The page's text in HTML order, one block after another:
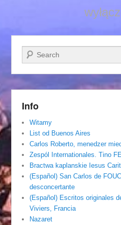
Szukaj
Info
Witamy
List od Buenos Aires
Carlos Roberto, menedzer
Zespól Internationales. Tino
Bractwa kaplanskie Iesus
(Español) San Carlos de
desconcertante
(Español) Escritos originales
Viviers, Francia
Nazaret